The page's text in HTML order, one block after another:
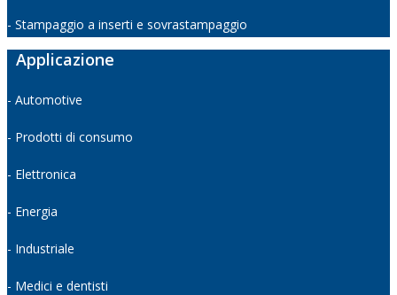
- Stampaggio a inserti e sovrastampaggio
Applicazione
- Automotive
- Prodotti di consumo
- Elettronica
- Energia
- Industriale
- Medici e dentisti